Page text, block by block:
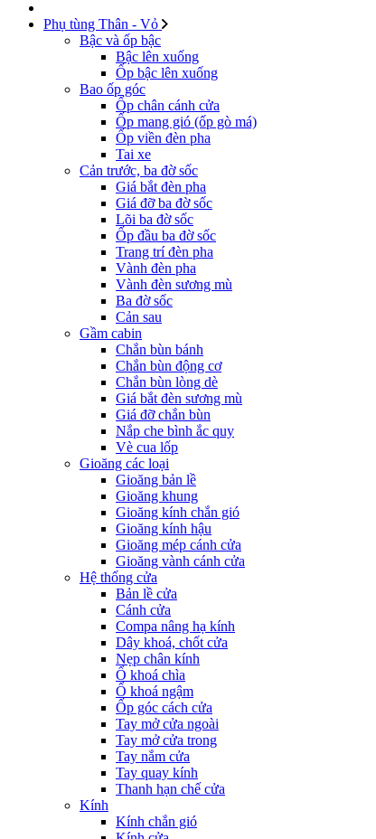
Phụ tùng Thân - Vỏ
Bậc và ốp bậc
Bậc lên xuống
Ốp bậc lên xuống
Bao ốp góc
Ốp chân cánh cửa
Ốp mang gió (ốp gò má)
Ốp viền đèn pha
Tai xe
Cản trước, ba đờ sốc
Giá bắt đèn pha
Giá đỡ ba đờ sốc
Lõi ba đờ sốc
Ốp đầu ba đờ sốc
Trang trí đèn pha
Vành đèn pha
Vành đèn sương mù
Ba đờ sốc
Cản sau
Gầm cabin
Chắn bùn bánh
Chắn bùn động cơ
Chắn bùn lòng dè
Giá bắt đèn sương mù
Giá đỡ chắn bùn
Nắp che bình ắc quy
Vè cua lốp
Gioăng các loại
Gioăng bản lề
Gioăng khung
Gioăng kính chắn gió
Gioăng kính hậu
Gioăng mép cánh cửa
Gioăng vành cánh cửa
Hệ thống cửa
Bản lề cửa
Cánh cửa
Compa nâng hạ kính
Dây khoá, chốt cửa
Nẹp chân kính
Ổ khoá chìa
Ổ khoá ngậm
Ốp góc cách cửa
Tay mở cửa ngoài
Tay mở cửa trong
Tay nắm cửa
Tay quay kính
Thanh hạn chế cửa
Kính
Kính chắn gió